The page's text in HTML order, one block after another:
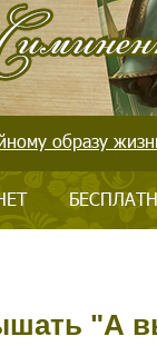
образу
"А